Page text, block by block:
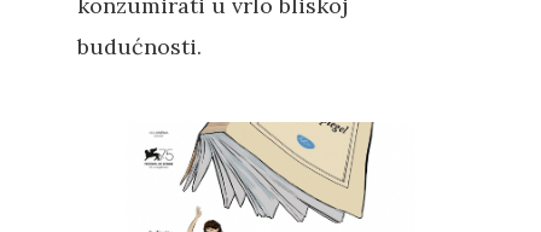
budućnosti.